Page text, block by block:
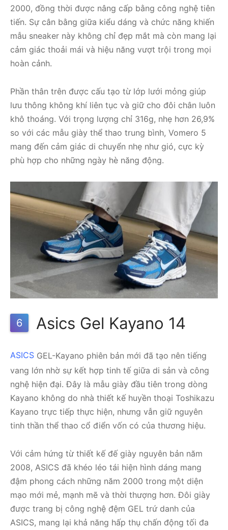
2000, đồng thời được nâng cấp bằng công nghệ tiên
tiến. Sự cân bằng giữa kiểu dáng và chức năng khiến
mẫu sneaker này không chỉ đẹp mắt mà còn mang lại
cảm giác thoải mái và hiệu năng vượt trội trong mọi
hoàn cảnh.
Phần thân trên được cấu tạo từ lớp lưới mỏng giúp
lưu thông không khí liên tục và giữ cho đôi chân luôn
khô thoáng. Với trọng lượng chỉ 316g, nhẹ hơn 26,9%
so với các mẫu giày thể thao trung bình, Vomero 5
mang đến cảm giác di chuyển nhẹ như gió, cực kỳ
phù hợp cho những ngày hè năng động.
6 Asics Gel Kayano 14
ASICS GEL-Kayano phiên bản mới đã tạo nên tiếng
vang lớn nhờ sự kết hợp tinh tế giữa di sản và công
nghệ hiện đại. Đây là mẫu giày đầu tiên trong dòng
Kayano không do nhà thiết kế huyền thoại Toshikazu
Kayano trực tiếp thực hiện, nhưng vẫn giữ nguyên
tinh thần thể thao cổ điển vốn có của thương hiệu.
Với cảm hứng từ thiết kế đế giày nguyên bản năm
2008, ASICS đã khéo léo tái hiện hình dáng mang
đậm phong cách những năm 2000 trong một diện
mạo mới mẻ, mạnh mẽ và thời thượng hơn. Đôi giày
được trang bị công nghệ đệm GEL trứ danh của
ASICS, mang lại khả năng hấp thụ chấn động tối đa